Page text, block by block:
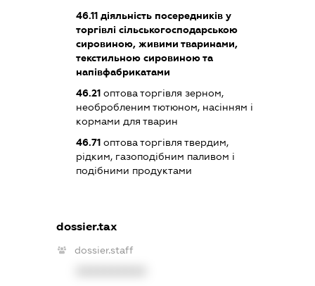
46.11 діяльність посередників у
торгівлі сільськогосподарською
сировиною, живими тваринами,
текстильною сировиною та
напівфабрикатами
46.21 оптова торгівля зерном,
необробленим тютюном, насінням і
кормами для тварин
46.71 оптова торгівля твердим,
рідким, газоподібним паливом і
подібними продуктами
dossier.tax
dossier.staff